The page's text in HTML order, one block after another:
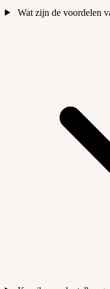
Wat zijn de voordelen